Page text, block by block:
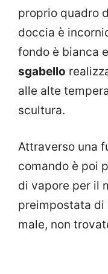
proprio quadro
doccia è
fondo è bianca
sgabello
alle alte
scultura.
Attraverso una
comando è poi
di vapore per il
preimpostata di
male, non